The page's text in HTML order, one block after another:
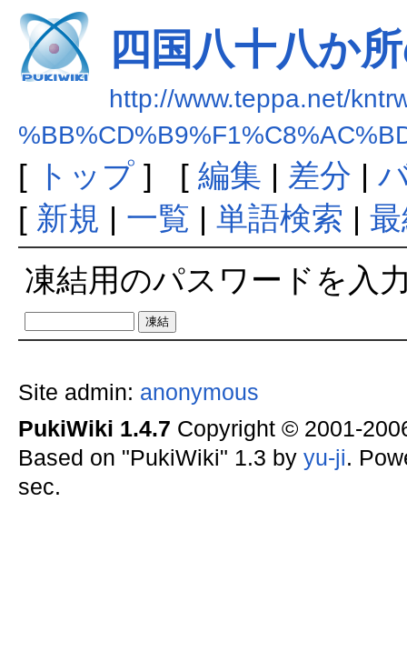
四国八十八か
http://www.teppa.net/
[ トップ] [ 編集 | 差分 |
[ 新規 | 一覧 | 単語検索 |
凍結用のパスワードを入
Site admin: anonymous
PukiWiki 1.4.7 Copyright © 2001-
Based on "PukiWiki" 1.3 by yu-ji.
sec.